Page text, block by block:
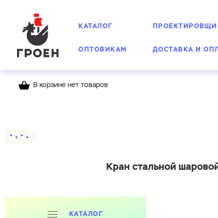
КАТАЛОГ
ОПТОВИКАМ ДОСТАВКА И
В корзине нет товаров
Кран стальной
КАТАЛОГ